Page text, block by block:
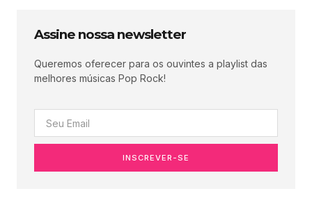
Assine nossa newsletter
Queremos oferecer para os ouvintes a playlist das
melhores músicas Pop Rock!
INSCREVER-SE